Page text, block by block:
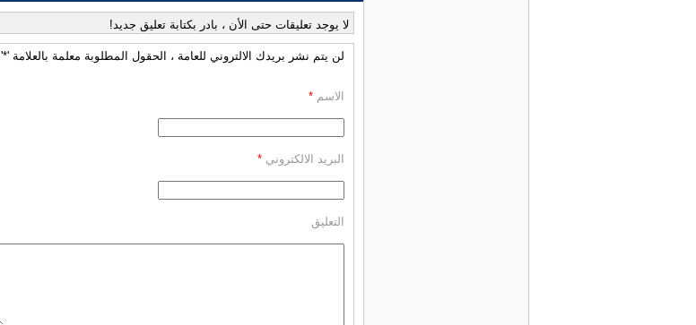
لا يوجد تعليقات حتى الأن ، بادر بكتابة تعليق جديد!
لن يتم نشر بريدك الالتروني للعامة ، الحقول المطلوبة معلمة بالعلامة '*'
الاسم *
البريد الالكتروني *
التعليق